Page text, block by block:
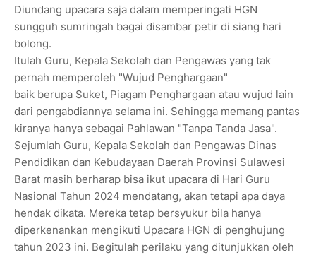
Diundang upacara saja dalam memperingati HGN
sungguh sumringah bagai disambar petir di siang hari
bolong.
Itulah Guru, Kepala Sekolah dan Pengawas yang tak
pernah memperoleh "Wujud Penghargaan"
baik berupa Suket, Piagam Penghargaan atau wujud lain
dari pengabdiannya selama ini. Sehingga memang pantas
kiranya hanya sebagai Pahlawan "Tanpa Tanda Jasa".
Sejumlah Guru, Kepala Sekolah dan Pengawas Dinas
Pendidikan dan Kebudayaan Daerah Provinsi Sulawesi
Barat masih berharap bisa ikut upacara di Hari Guru
Nasional Tahun 2024 mendatang, akan tetapi apa daya
hendak dikata. Mereka tetap bersyukur bila hanya
diperkenankan mengikuti Upacara HGN di penghujung
tahun 2023 ini. Begitulah perilaku yang ditunjukkan oleh